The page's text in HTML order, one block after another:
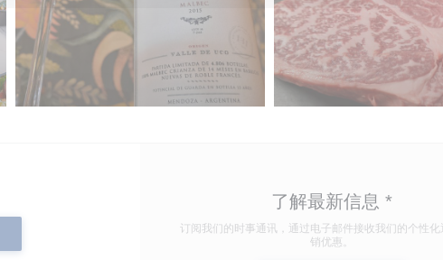
了解最新信息 *
订阅我们的时事通讯，通过电子邮件接收我们的个性化
销优惠。